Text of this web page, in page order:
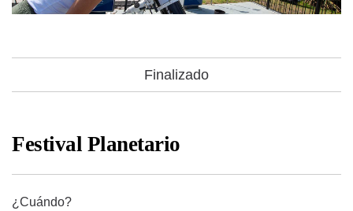
Finalizado
Festival Planetario
¿Cuándo?